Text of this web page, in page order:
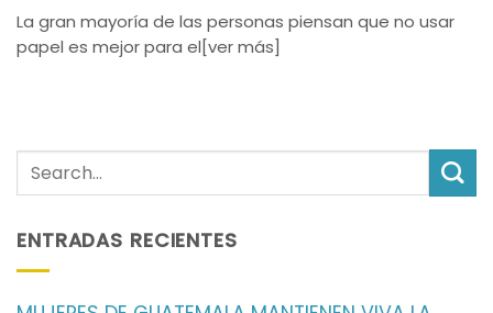
La gran mayoría de las personas piensan que no usar
papel es mejor para el[ver más]
ENTRADAS RECIENTES